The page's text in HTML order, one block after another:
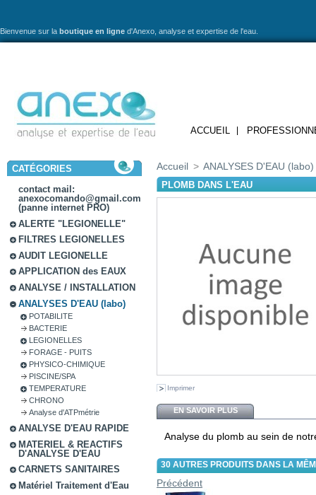
Bienvenue sur la boutique en ligne d'Anexo, analyse et expertise de l'eau.
ACCUEIL
CATÉGORIES
contact mail:
anexocomando@gmail.com
(panne internet PRO)
ALERTE "LEGIONELLE"
FILTRES LEGIONELLES
AUDIT LEGIONELLE
APPLICATION des EAUX
ANALYSE / INSTALLATION
ANALYSES D'EAU (labo)
POTABILITE
BACTERIE
LEGIONELLES
FORAGE - PUITS
PHYSICO-CHIMIQUE
PISCINE/SPA
TEMPERATURE
CHRONO
Analyse d'ATPmétrie
ANALYSE D'EAU RAPIDE
MATERIEL & REACTIFS
D'ANALYSE D'EAU
CARNETS SANITAIRES
Matériel Traitement d'Eau
Accueil > ANALYSES D'EAU (labo)
PLOMB DANS L'EAU
Imprimer
EN SAVOIR PLUS
Analyse du plomb au sein de
30 AUTRES PRODUITS DANS LA
Précédent